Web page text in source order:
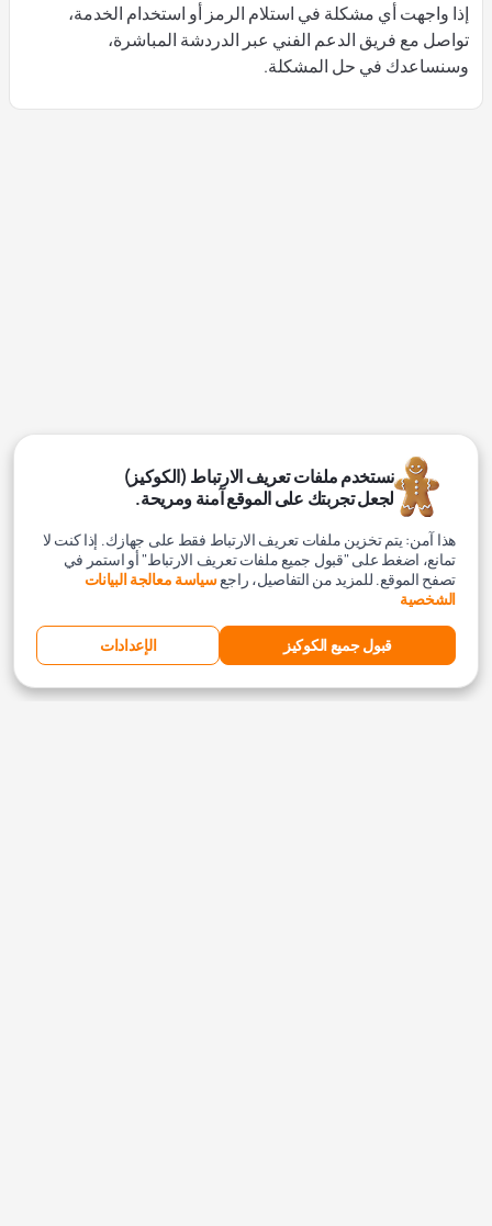
إذا واجهت أي مشكلة في استلام الرمز أو استخدام الخدمة،
تواصل مع فريق الدعم الفني عبر الدردشة المباشرة،
وسنساعدك في حل المشكلة.
نستخدم ملفات تعريف الارتباط (الكوكيز)
لجعل تجربتك على الموقع آمنة ومريحة.
هذا آمن: يتم تخزين ملفات تعريف الارتباط فقط على جهازك. إذا كنت لا
تمانع، اضغط على "قبول جميع ملفات تعريف الارتباط" أو استمر في
تصفح الموقع. للمزيد من التفاصيل، راجعسياسة معالجة البيانات
الشخصية
قبول جميع الكوكيز الإعدادات